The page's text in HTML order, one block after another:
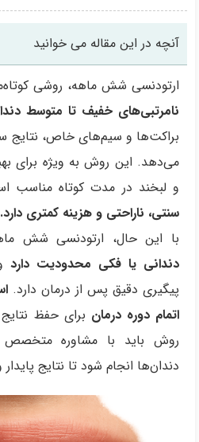
آنچه در این مقاله می خوانید
ارتودنسی شش ماهه، روشی
نامرتبی‌های خفیف تا متوسط
براکت‌ها و سیم‌های خاص، نتایج
می‌دهد. این روش به ویژه برای
و لبخند در مدت کوتاه مناسب
سنتی، ناراحتی و هزینه کمتری دارد.
با این حال، ارتودنسی شش
دندانی یا فکی محدودیت دارد
پیگیری دقیق پس از درمان دارد.
اتمام دوره درمان برای حفظ نتایج
روش باید با مشاوره متخصص
دندان‌ها انجام شود تا نتایج